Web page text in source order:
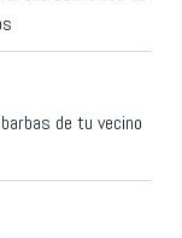
de tu vecino